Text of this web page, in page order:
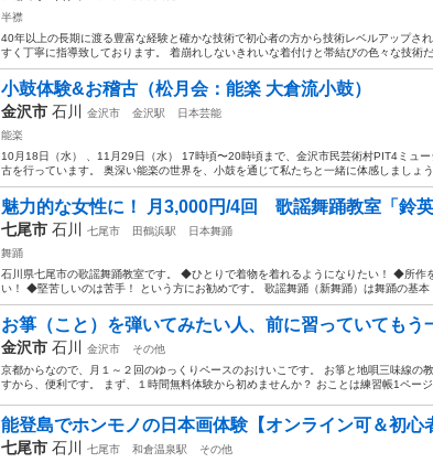
半襟
40年以上の長期に渡る豊富な経験と確かな技術で初心者の方から技術レベルアップさ
すく丁寧に指導致しております。 着崩れしないきれいな着付けと帯結びの色々な技術
小鼓体験&お稽古（松月会：能楽 大倉流小鼓）
金沢市 石川 金沢市 金沢駅
日本芸能
能楽
10月18日（水） 、11月29日（水） 17時頃〜20時頃まで、金沢市民芸術村PIT4ミュ
古を行っています。 奥深い能楽の世界を、小鼓を通じて私たちと一緒に体感しましょう
魅力的な女性に！ 月3,000円/4回 歌謡舞踊教室「鈴英
七尾市 石川 七尾市 田鶴浜駅
日本舞踊
舞踊
石川県七尾市の歌謡舞踊教室です。 ◆ひとりで着物を着れるようになりたい！ ◆所作
い！ ◆堅苦しいのは苦手！ という方にお勧めです。 歌謡舞踊（新舞踊）は舞踊の基本
お箏（こと）を弾いてみたい人、前に習っていてもう
金沢市 石川 金沢市
その他
京都からなので、月１～２回のゆっくりペースのおけいこです。 お箏と地唄三味線の
すから、便利です。 まず、１時間無料体験から初めませんか？ おことは練習帳1ページ
能登島でホンモノの日本画体験【オンライン可＆初心
七尾市 石川 七尾市 和倉温泉駅
その他